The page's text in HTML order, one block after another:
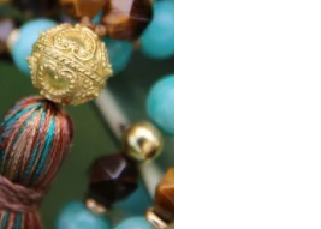
Sguardo Cosmico
€170,00